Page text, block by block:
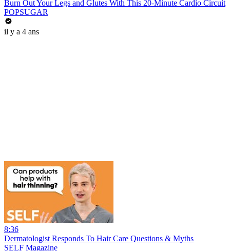
Burn Out Your Legs and Glutes With This 20-Minute Cardio Circuit
POPSUGAR
il y a 4 ans
8:36
Dermatologist Responds To Hair Care Questions & Myths
SELF Magazine